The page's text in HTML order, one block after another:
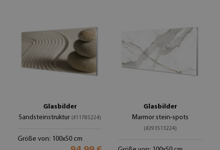
Glasbilder
Sandsteinstruktur (#11785224)
Größe von: 100x50 cm
Glasbilder
Marmor stein-spots
(#293513224)